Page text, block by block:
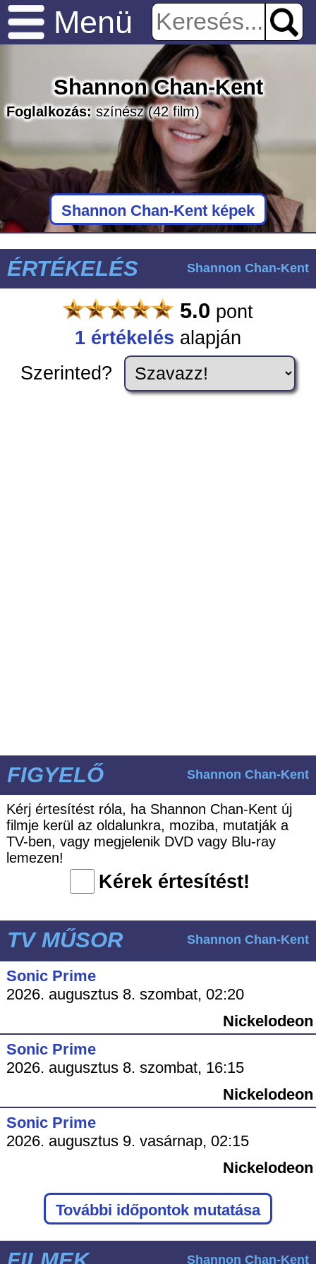
Menü
Shannon Chan-Kent
Foglalkozás:színész(42 film)
Shannon Chan-Kent képek
ÉRTÉKELÉS Shannon Chan-Kent
5.0 pont
1 értékelés alapján
Szerinted?
FIGYELŐ Shannon Chan-Kent
Kérj értesítést róla, ha Shannon Chan-Kent új
filmje kerül az oldalunkra, moziba, mutatják a
TV-ben, vagy megjelenik DVD vagy Blu-ray
lemezen!
Kérek értesítést!
TV MŰSOR Shannon Chan-Kent
Sonic Prime
2026. augusztus 8. szombat, 02:20
Nickelodeon
Sonic Prime
2026. augusztus 8. szombat, 16:15
Nickelodeon
Sonic Prime
2026. augusztus 9. vasárnap, 02:15
Nickelodeon
További időpontok mutatása
Shannon Chan-Kent